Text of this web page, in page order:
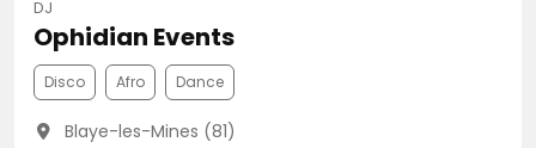
DJ
Ophidian Events
Disco Afro Dance
Blaye-les-Mines (81)